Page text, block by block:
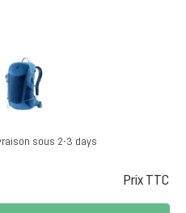
alu
sous 2-3 days
Prix TTC